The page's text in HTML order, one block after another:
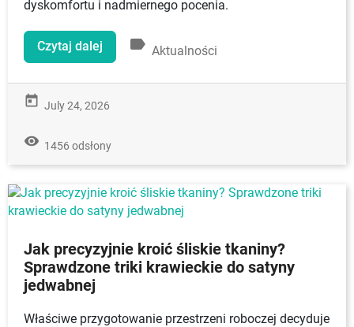
dyskomfortu i nadmiernego pocenia.
Czytaj dalej label Aktualności
today July 24, 2026
remove_red_eye 1456 odsłony
Jak precyzyjnie kroić śliskie tkaniny?
Sprawdzone triki krawieckie do satyny
jedwabnej
Właściwe przygotowanie przestrzeni roboczej decyduje